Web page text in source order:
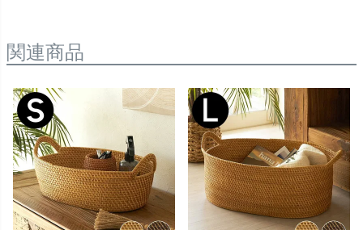
関連商品